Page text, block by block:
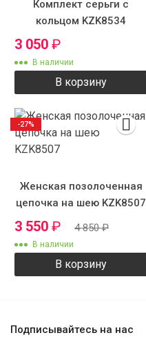
Комплект серьги с
кольцом KZK8534
3 050 ₽
В наличии
В корзину
Женская позолоченная
цепочка на шею KZK8507
3 550 ₽ 4 850₽
В наличии
В корзину
-27%
Подписывайтесь на нас